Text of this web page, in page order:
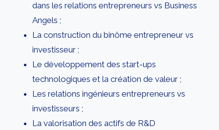
dans les relations entrepreneurs vs Business
Angels ;
La construction du binôme entrepreneur vs
investisseur ;
Le développement des start-ups
technologiques et la création de valeur ;
Les relations ingénieurs entrepreneurs vs
investisseurs ;
La valorisation des actifs de R&D